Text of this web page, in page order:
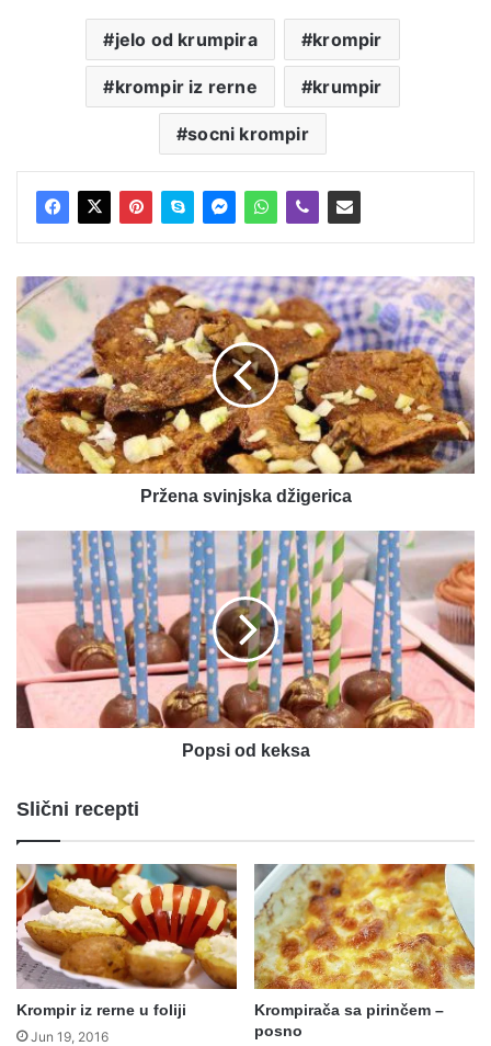
jelo od krumpira krompir
krompir iz rerne krumpir
socni krompir
Pržena
svinjska
džigerica
Pržena svinjska džigerica
keksa
Popsi od keksa
Slični recepti
Krompir iz rerne u foliji
Jun 19, 2016
Krompirača sa pirinčem –
posno